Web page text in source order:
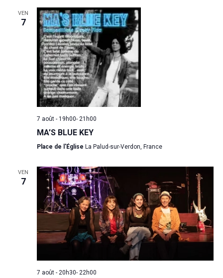
VEN
7
7 août - 19h00- 21h00
MA’S BLUE KEY
Place de l'Église La Palud-sur-Verdon, France
VEN
7
7 août - 20h30- 22h00